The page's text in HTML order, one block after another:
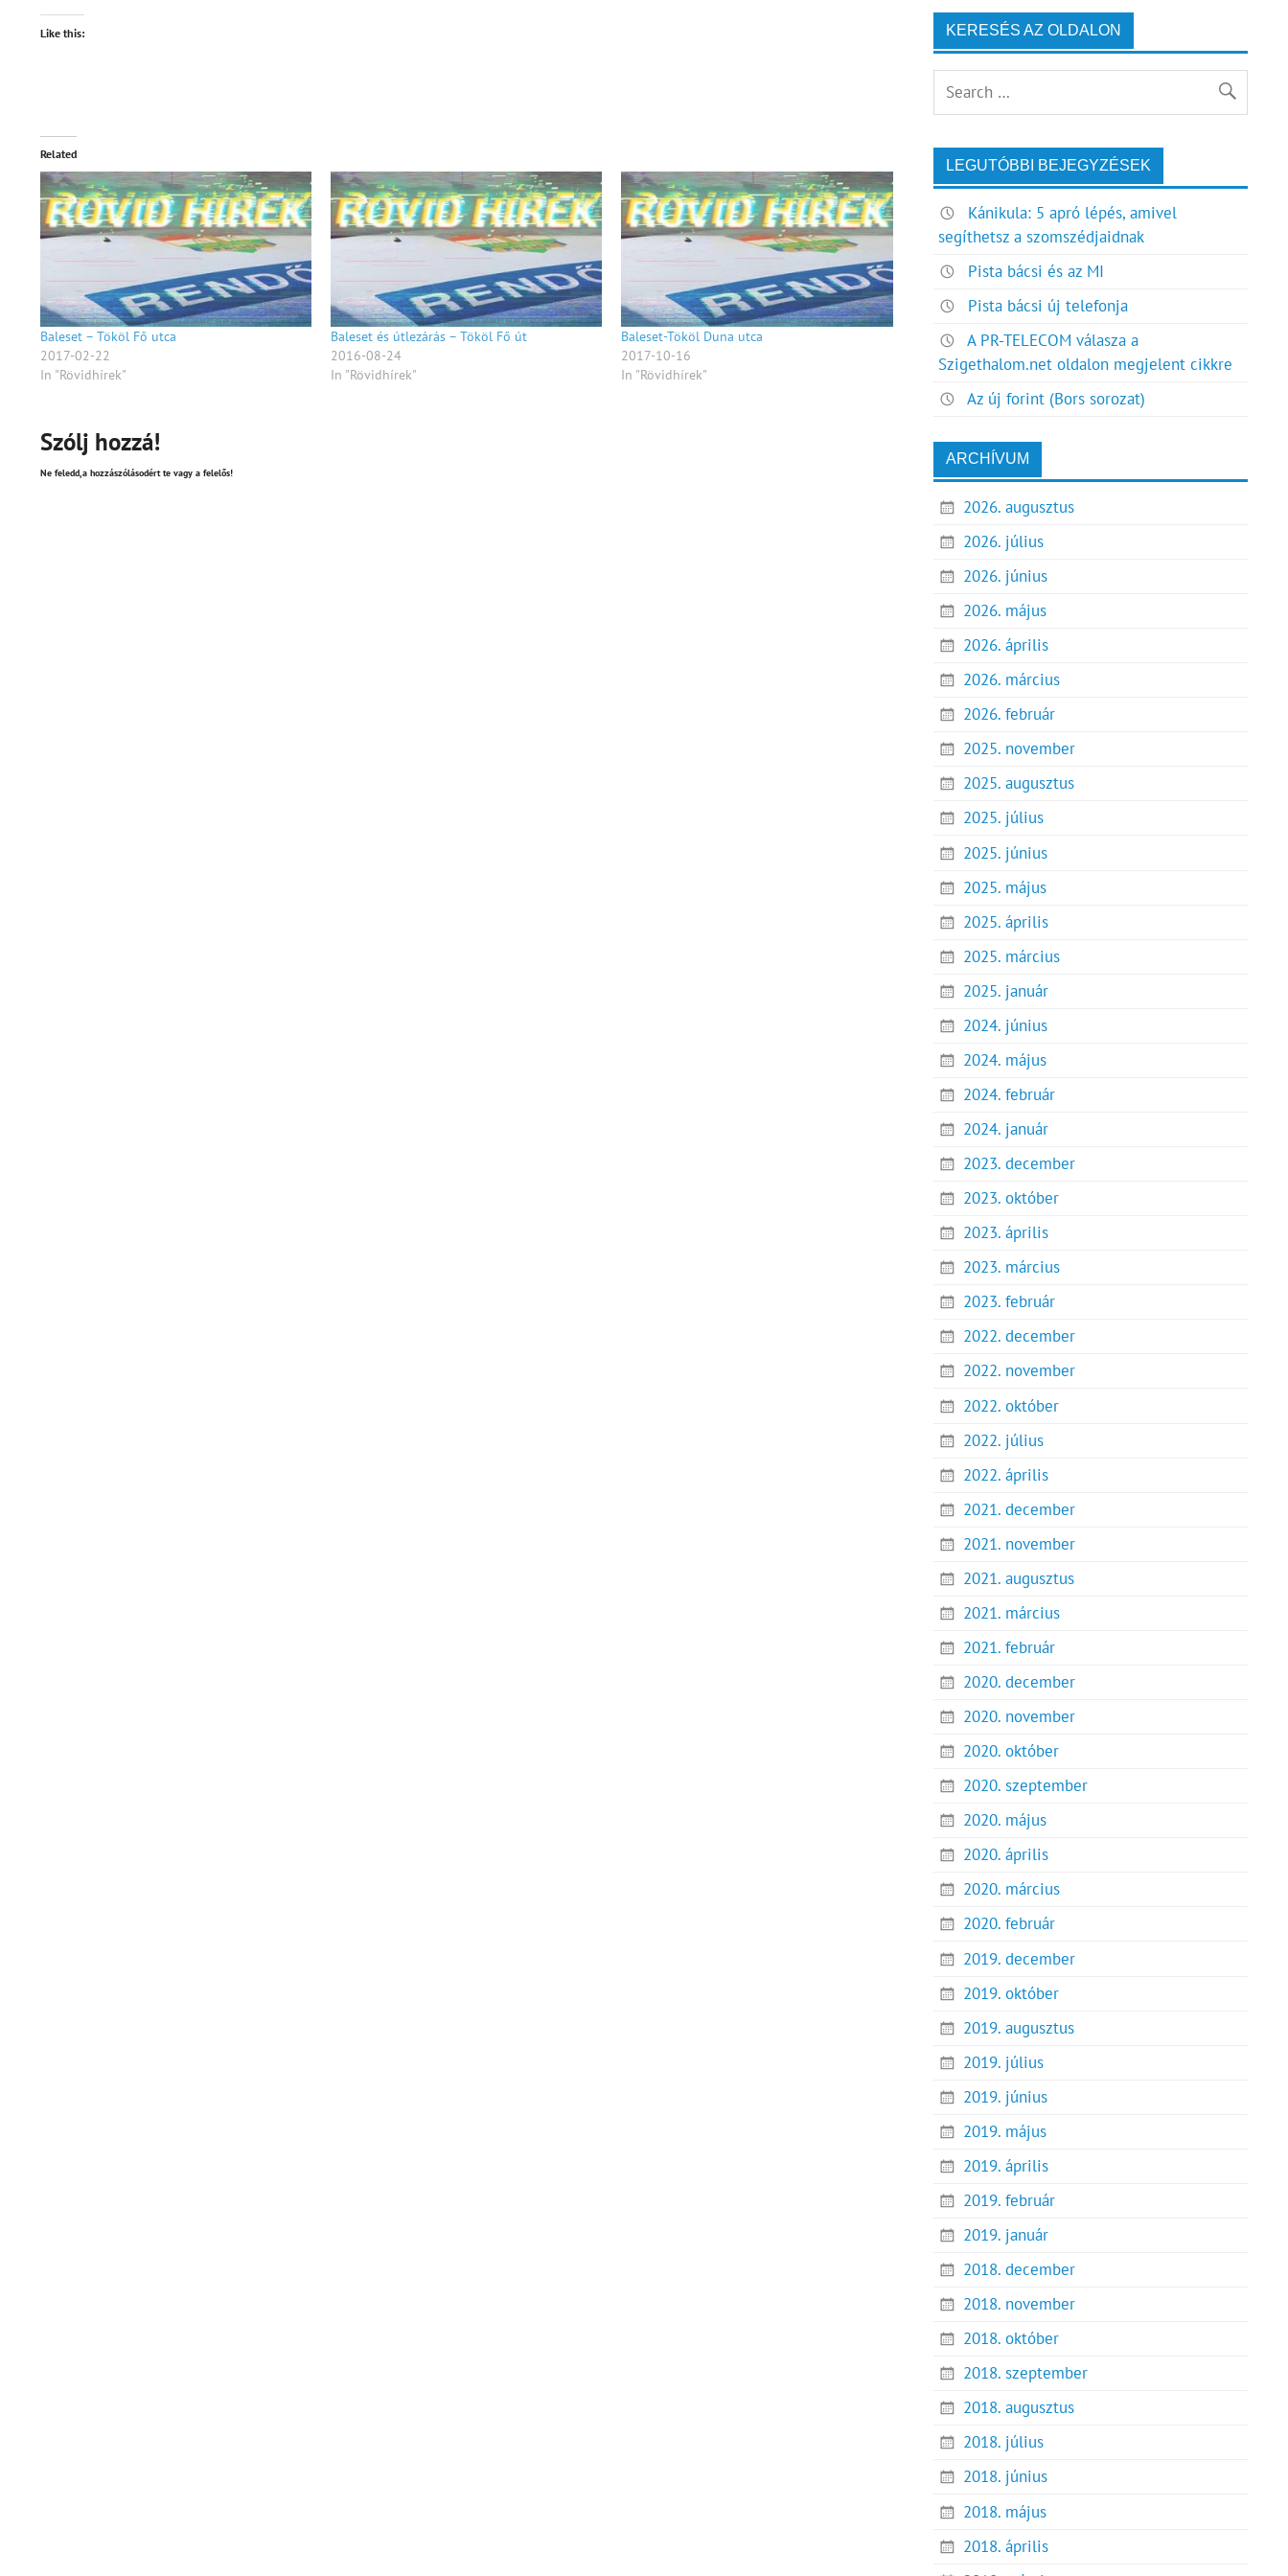
Like this:
Related
Baleset – Tököl Fő utca
2017-02-22
In "Rövidhírek"
Baleset és útlezárás – Tököl Fő út
2016-08-24
In "Rövidhírek"
Baleset-Tököl Duna utca
2017-10-16
In "Rövidhírek"
Szólj hozzá!
Ne feledd,a hozzászólásodért te vagy a felelős!
KERESÉS AZ OLDALON
LEGUTÓBBI BEJEGYZÉSEK
Kánikula: 5 apró lépés, amivel
segíthetsz a szomszédjaidnak
Pista bácsi és az MI
Pista bácsi új telefonja
A PR-TELECOM válasza a
Szigethalom.net oldalon megjelent cikkre
Az új forint (Bors sorozat)
ARCHÍVUM
2026. augusztus
2026. július
2026. június
2026. május
2026. április
2026. március
2026. február
2025. november
2025. augusztus
2025. július
2025. június
2025. május
2025. április
2025. március
2025. január
2024. június
2024. május
2024. február
2024. január
2023. december
2023. október
2023. április
2023. március
2023. február
2022. december
2022. november
2022. október
2022. július
2022. április
2021. december
2021. november
2021. augusztus
2021. március
2021. február
2020. december
2020. november
2020. október
2020. szeptember
2020. május
2020. április
2020. március
2020. február
2019. december
2019. október
2019. augusztus
2019. július
2019. június
2019. május
2019. április
2019. február
2019. január
2018. december
2018. november
2018. október
2018. szeptember
2018. augusztus
2018. július
2018. június
2018. május
2018. április